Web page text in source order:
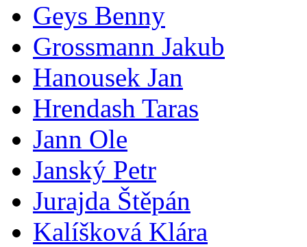
Geys Benny
Grossmann Jakub
Hanousek Jan
Hrendash Taras
Jann Ole
Janský Petr
Jurajda Štěpán
Kalíšková Klára